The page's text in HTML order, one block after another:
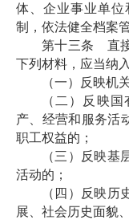
体、企业事业单
制，依法健全档案
第十三条 直
下列材料，应当纳
（一）反映机
（二）反映
产、经营和服务活
职工权益的；
（三）反映基
活动的；
（四）反映
展、社会历史面貌